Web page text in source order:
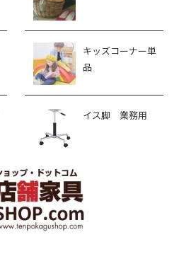
キッズコーナー単
品
イス脚 業務用